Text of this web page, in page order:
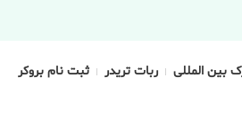
بین المللی ربات تریدر ثبت نام بروکر